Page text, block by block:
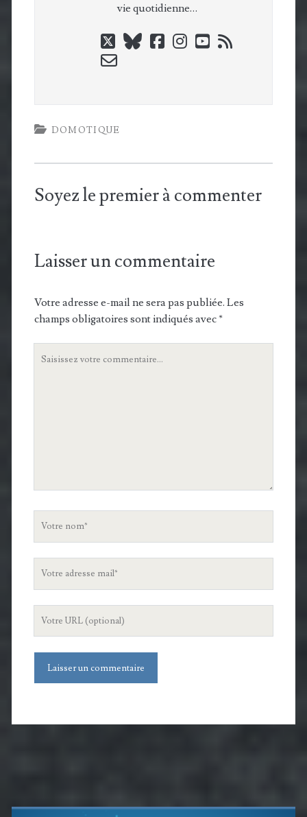
vie quotidienne…
twitterblueskyfacebook
instagram
youtube
rss
email-
DOMOTIQUE
Soyez le premier à commenter
Laisser un commentaire
Votre adresse e-mail ne sera pas publiée. Les
champs obligatoires sont indiqués avec*
site
Barre